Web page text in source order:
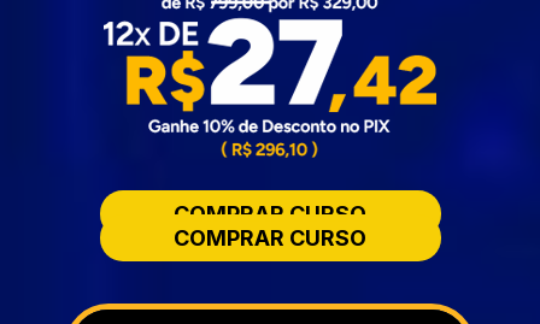
COMPRAR CURSO
COMPRAR CURSO